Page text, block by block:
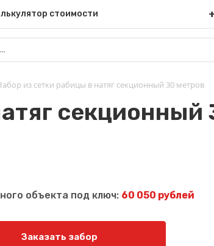
стоимости
из сетки рабицы в натяг секционный 30 метров
секционный
объекта под ключ: 60 050 рублей
Заказать забор